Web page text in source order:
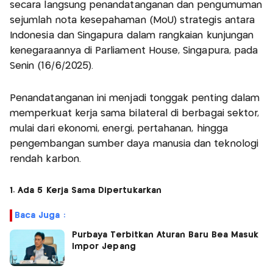
secara langsung penandatanganan dan pengumuman
sejumlah nota kesepahaman (MoU) strategis antara
Indonesia dan Singapura dalam rangkaian kunjungan
kenegaraannya di Parliament House, Singapura, pada
Senin (16/6/2025).
Penandatanganan ini menjadi tonggak penting dalam
memperkuat kerja sama bilateral di berbagai sektor,
mulai dari ekonomi, energi, pertahanan, hingga
pengembangan sumber daya manusia dan teknologi
rendah karbon.
1. Ada 5 Kerja Sama Dipertukarkan
Baca Juga :
Purbaya Terbitkan Aturan Baru Bea Masuk
Impor Jepang